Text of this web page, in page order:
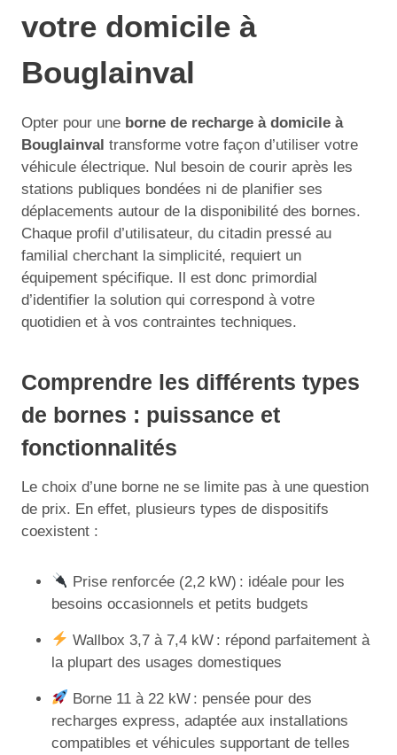
votre domicile à
Bouglainval
Opter pour une borne de recharge à domicile à
Bouglainval transforme votre façon d’utiliser votre
véhicule électrique. Nul besoin de courir après les
stations publiques bondées ni de planifier ses
déplacements autour de la disponibilité des bornes.
Chaque profil d’utilisateur, du citadin pressé au
familial cherchant la simplicité, requiert un
équipement spécifique. Il est donc primordial
d’identifier la solution qui correspond à votre
quotidien et à vos contraintes techniques.
Comprendre les différents types
de bornes : puissance et
fonctionnalités
Le choix d’une borne ne se limite pas à une question
de prix. En effet, plusieurs types de dispositifs
coexistent :
Prise renforcée (2,2 kW) : idéale pour les
besoins occasionnels et petits budgets
Wallbox 3,7 à 7,4 kW : répond parfaitement à
la plupart des usages domestiques
Borne 11 à 22 kW : pensée pour des
recharges express, adaptée aux installations
compatibles et véhicules supportant de telles